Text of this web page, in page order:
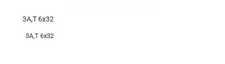
3A,T 6x32
3A,T 6x32